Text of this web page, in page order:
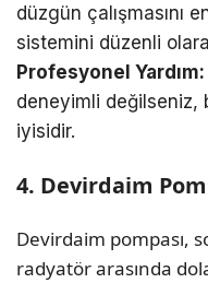
düzgün çalışmasını
sistemini düzenli
Profesyonel Yardım:
deneyimli değilseniz,
iyisidir.
4. Devirdaim
Devirdaim pompası,
radyatör arasında